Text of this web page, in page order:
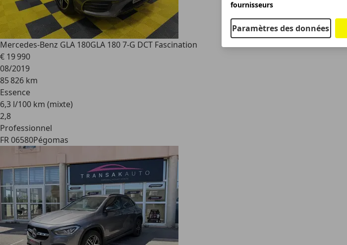
Mercedes-Benz GLA 180GLA 180 7-G DCT Fascination
€ 19 990
08/2019
85 826 km
Essence
6,3 l/100 km (mixte)
2,8
Professionnel
FR 06580Pégomas
fournisseurs
Paramètres des données